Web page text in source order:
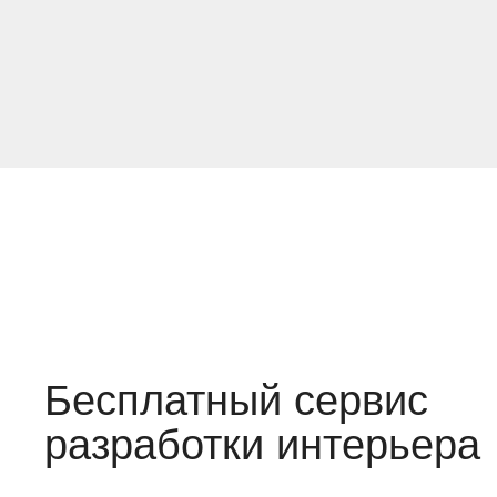
Бесплатный сервис
разработки интерьера